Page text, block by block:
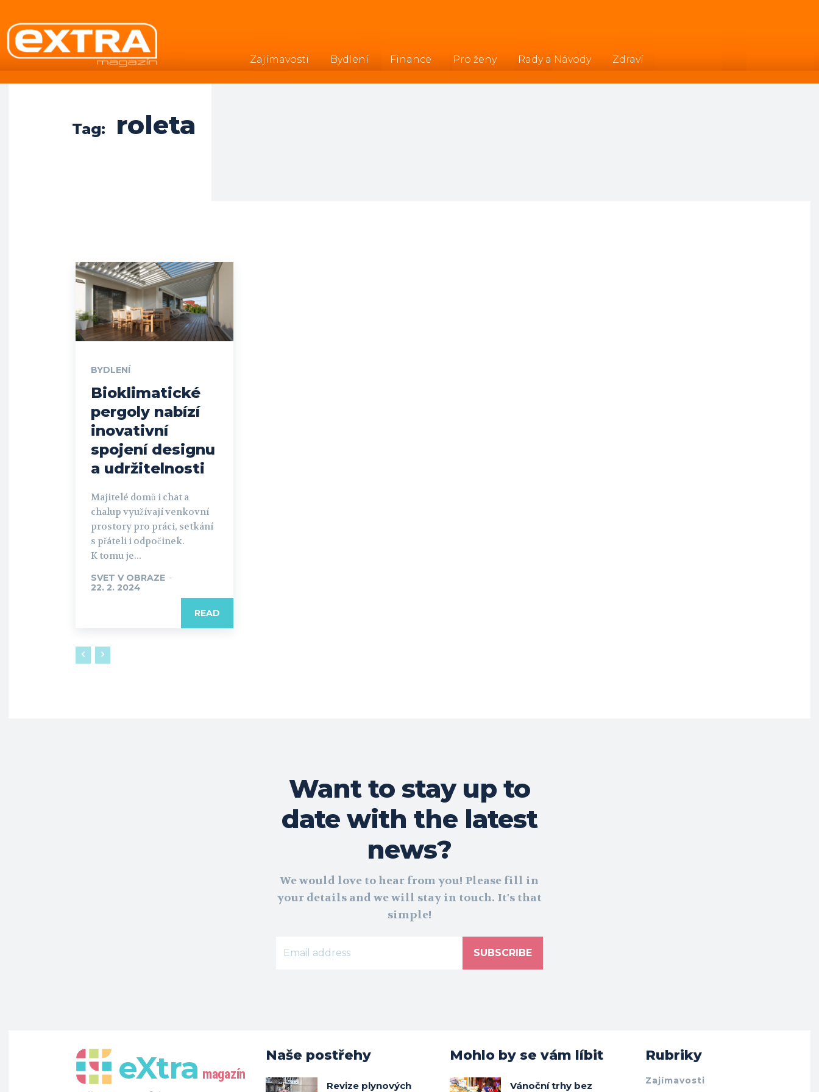
Zajímavosti Bydlení Finance Pro ženy Rady a Návody Zdraví
.
Tag: roleta
BYDLENÍ
Bioklimatické
pergoly nabízí
inovativní
spojení designu
a udržitelnosti
Majitelé domů i chat a
chalup využívají venkovní
prostory pro práci, setkání
s přáteli i odpočinek.
K tomu je...
SVET V OBRAZE -
22. 2. 2024
READ
Want to stay up to
date with the latest
news?
We would love to hear from you! Please fill in
your details and we will stay in touch. It's that
simple!
SUBSCRIBE
eXtra magazín
Naše postřehy
Revize plynových
Mohlo by se vám líbit
Vánoční trhy bez
Rubriky
Zajímavosti